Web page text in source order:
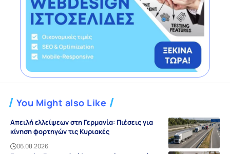
You Might also Like
Απειλή ελλείψεων στη Γερμανία: Πιέσεις για
κίνηση φορτηγών τις Κυριακές
06.08.2026